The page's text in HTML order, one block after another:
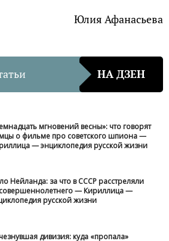
Юлия Афанасьева
НА ДЗЕН
мгновений весны»: что говорят
о фильме про советского шпиона —
— энциклопедия русской жизни
Нейланда: за что в СССР расстреляли
— Кириллица —
русской жизни
дивизия: куда «пропала»